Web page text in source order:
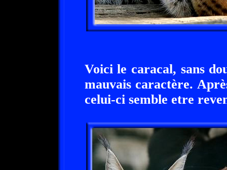
Voici le caracal, sans
mauvais caractère.
celui-ci semble etre